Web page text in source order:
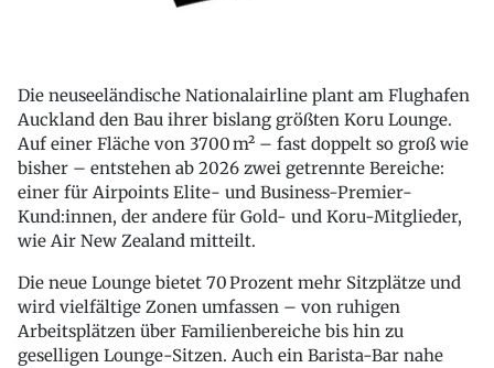
Die neuseeländische Nationalairline plant am Flughafen
Auckland den Bau ihrer bislang größten Koru Lounge.
Auf einer Fläche von 3700 m² – fast doppelt so groß wie
bisher – entstehen ab 2026 zwei getrennte Bereiche:
einer für Airpoints Elite- und Business-Premier-
Kund:innen, der andere für Gold- und Koru-Mitglieder,
wie Air New Zealand mitteilt.
Die neue Lounge bietet 70 Prozent mehr Sitzplätze und
wird vielfältige Zonen umfassen – von ruhigen
Arbeitsplätzen über Familienbereiche bis hin zu
geselligen Lounge-Sitzen. Auch ein Barista-Bar nahe